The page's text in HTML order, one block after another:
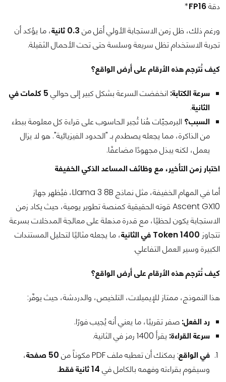
دقةFP16
*
ورغم ذلك، ظل زمن الاستجابة الأولي أقل من 0.3 ثانية
، ما يؤكد أن
تجربة الاستخدام تظل سريعة وسلسة حتى تحت الأحمال الثقيلة.
كيف نُترجم هذه الأرقام على أرض الواقع؟
سرعة الكتابة: انخفضت السرعة بشكل كبير إلى حوالي
5 كلمات في
الثانية.
السبب؟ البرمجيّات هُنا تُجبر الحاسوب على قراءة كل معلومة ببطء
من الذاكرة، مما يجعله يصطدم بـ "الحدود الفيزيائية". هو لا يزال
يعمل، لكنه يبذل مجهودًا مضاعفًا.
اختبار زمن التأخير، مع وظائف المساعد الذكي الخفيفة
أما في المهام الخفيفة، مثل نماذج Llama 3 8B، فيُظهر جهاز
Ascent GX10 قوته الحقيقية كمنصة تطوير يومية، حيث يكاد زمن
الاستجابة يكون لحظيًا، مع قدرة مذهلة على معالجة المدخلات بسرعة
تتجاوز 1400 Token في الثانية
، ما يجعله مثاليًا لتحليل المستندات
الكبيرة وسير العمل التفاعلي.
كيف نُترجم هذه الأرقام على أرض الواقع؟
هذا النموذج، ممتاز للإيميلات، التلخيص، والدردشة، حيث يوفّر:
رد الفعل: صفر تقريبًا، ما يعني أنه يُجيب فورًا.
سرعة القراءة: يقرأ 1400 رمز في الثانية.
في الواقع: يمكنك أن تعطيه ملف PDF مكوناً من 50 صفحة
،
وسيقوم بقراءته وفهمه بالكامل في 14 ثانية فقط
.